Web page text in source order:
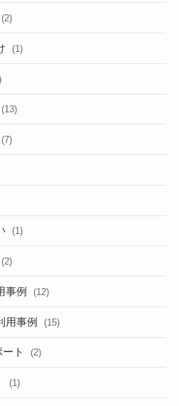
(2)
(1)
(13)
(7)
(1)
(2)
事例 (12)
用事例 (15)
ト (2)
(1)